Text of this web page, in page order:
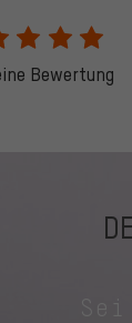
Bewertung